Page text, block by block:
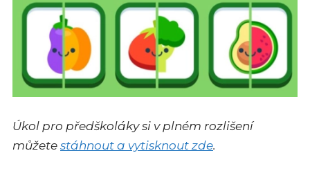
Úkol pro předškoláky si v plném rozlišení
můžete stáhnout a vytisknout zde.